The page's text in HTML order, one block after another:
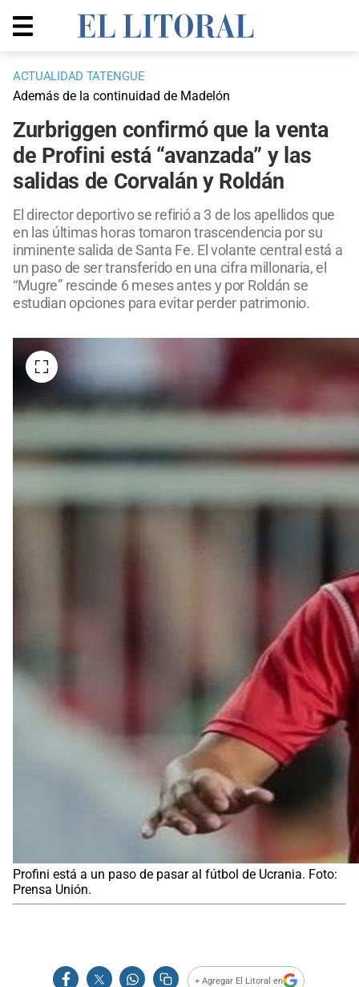
ACTUALIDAD TATENGUE
Además de la continuidad de Madelón
Zurbriggen confirmó que la venta
de Profini está “avanzada” y las
salidas de Corvalán y Roldán
El director deportivo se refirió a 3 de los apellidos que
en las últimas horas tomaron trascendencia por su
inminente salida de Santa Fe. El volante central está a
un paso de ser transferido en una cifra millonaria, el
“Mugre” rescinde 6 meses antes y por Roldán se
estudian opciones para evitar perder patrimonio.
Profini está a un paso de pasar al fútbol de Ucrania. Foto:
Prensa Unión.
+ Agregar El Litoral en